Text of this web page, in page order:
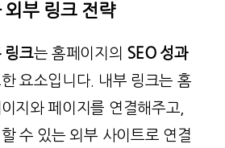
외부 링크 전략
링크는 홈페이지의 SEO 성과
요소입니다. 내부 링크는 홈
지와 페이지를 연결해주고,
수 있는 외부 사이트로 연결